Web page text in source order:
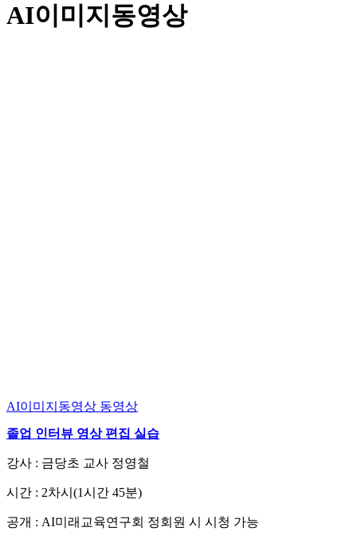
AI이미지동영상
AI이미지동영상 동영상
졸업 인터뷰 영상 편집 실습
강사 : 금당초 교사 정영철
시간 : 2차시(1시간 45분)
공개 : AI미래교육연구회 정회원 시 시청 가능